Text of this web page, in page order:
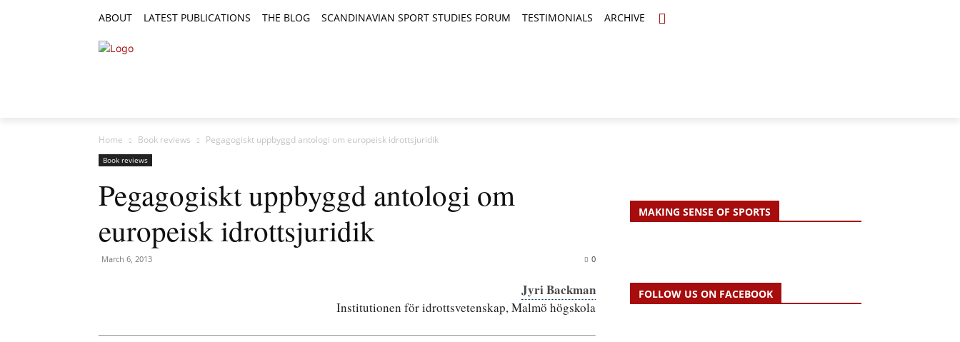
ABOUT LATEST PUBLICATIONS THE BLOG SCANDINAVIAN SPORT STUDIES FORUM TESTIMONIALS ARCHIVE
Home Book reviews Pegagogiskt uppbyggd antologi om europeisk idrottsjuridik
Book reviews
Pegagogiskt uppbyggd antologi om
europeisk idrottsjuridik
March 6, 2013 0
Jyri Backman
Institutionen för idrottsvetenskap, Malmö högskola
MAKING SENSE OF SPORTS
FOLLOW US ON FACEBOOK